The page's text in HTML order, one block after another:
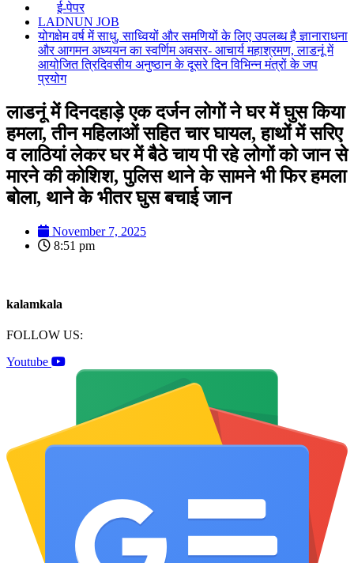
ई-पेपर
LADNUN JOB
योगक्षेम वर्ष में साधु, साध्वियों और समणियों के लिए उपलब्ध है ज्ञानाराधना
और आगमन अध्ययन का स्वर्णिम अवसर- आचार्य महाश्रमण, लाडनूं में
आयोजित त्रिदिवसीय अनुष्ठान के दूसरे दिन विभिन्न मंत्रों के जप
प्रयोग
लाडनूं में दिनदहाड़े एक दर्जन लोगों ने घर में घुस किया
हमला, तीन महिलाओं सहित चार घायल, हाथों में सरिए
व लाठियां लेकर घर में बैठे चाय पी रहे लोगों को जान से
मारने की कोशिश, पुलिस थाने के सामने भी फिर हमला
बोला, थाने के भीतर घुस बचाई जान
November 7, 2025
8:51 pm
kalamkala
FOLLOW US:
Youtube